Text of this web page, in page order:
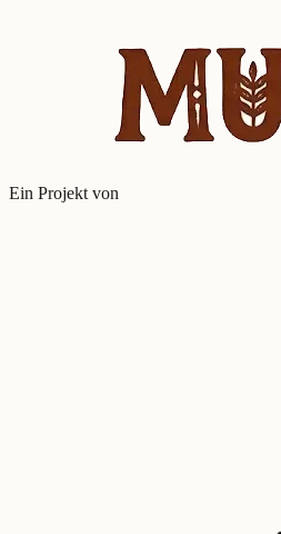
Ein Projekt von